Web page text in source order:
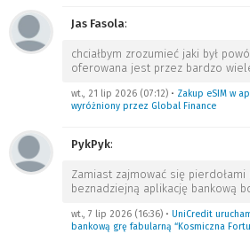
Jas Fasola:
chciałbym zrozumieć jaki był
oferowana jest przez bardzo
wt., 21 lip 2026 (07:12) • Zakup eSIM w
wyróżniony przez Global Finance
PykPyk:
Zamiast zajmować się
beznadziejną aplikację bankową
wt., 7 lip 2026 (16:36) • UniCredit
bankową grę fabularną “Kosmiczna